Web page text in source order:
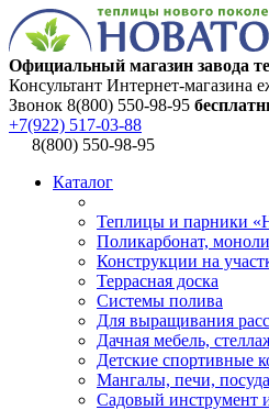
Официальный магазин завода
Консультант Интернет-магазина
Звонок 8(800) 550-98-95
+7(922) 517-03-88
8(800) 550-98-95
Каталог
Теплицы и парники
Поликарбонат,
Конструкции на
Террасная доска
Системы полива
Для выращивания
Дачная мебель,
Детские спортивные
Мангалы, печи,
Садовый инструмент